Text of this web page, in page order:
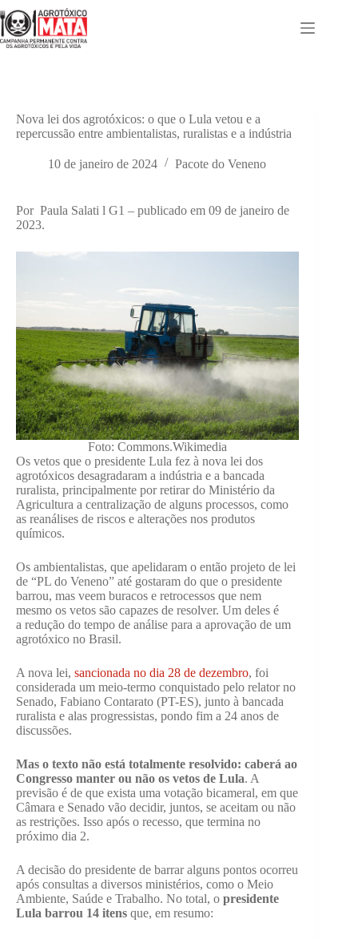
para
o
conteúdo
Nova lei dos agrotóxicos: o que o Lula vetou e a
repercussão entre ambientalistas, ruralistas e a indústria
10 de janeiro de 2024 Pacote do Veneno
Por Paula Salati l G1 – publicado em 09 de janeiro de
2023.
Foto: Commons.Wikimedia
Os vetos que o presidente Lula fez à nova lei dos
agrotóxicos desagradaram a indústria e a bancada
ruralista, principalmente por retirar do Ministério da
Agricultura a centralização de alguns processos, como
as reanálises de riscos e alterações nos produtos
químicos.
Os ambientalistas, que apelidaram o então projeto de lei
de “PL do Veneno” até gostaram do que o presidente
barrou, mas veem buracos e retrocessos que nem
mesmo os vetos são capazes de resolver. Um deles é
a redução do tempo de análise para a aprovação de um
agrotóxico no Brasil.
A nova lei, sancionada no dia 28 de dezembro, foi
considerada um meio-termo conquistado pelo relator no
Senado, Fabiano Contarato (PT-ES), junto à bancada
ruralista e alas progressistas, pondo fim a 24 anos de
discussões.
Mas o texto não está totalmente resolvido: caberá ao
Congresso manter ou não os vetos de Lula. A
previsão é de que exista uma votação bicameral, em que
Câmara e Senado vão decidir, juntos, se aceitam ou não
as restrições. Isso após o recesso, que termina no
próximo dia 2.
A decisão do presidente de barrar alguns pontos ocorreu
após consultas a diversos ministérios, como o Meio
Ambiente, Saúde e Trabalho. No total, o presidente
Lula barrou 14 itens que, em resumo: